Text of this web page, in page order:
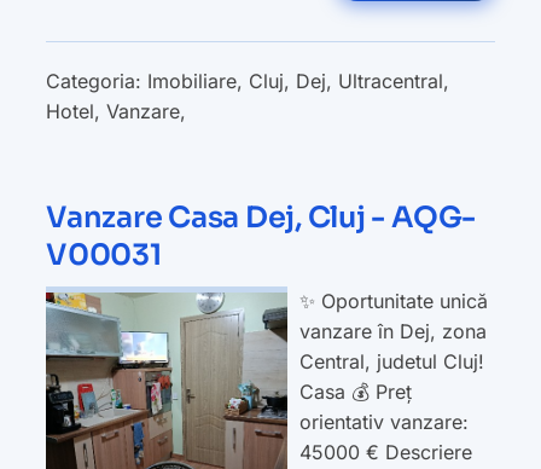
Categoria: Imobiliare, Cluj, Dej, Ultracentral,
Hotel, Vanzare,
Vanzare Casa Dej, Cluj - AQG-
V00031
✨ Oportunitate unică
vanzare în Dej, zona
Central, judetul Cluj!
Casa 💰 Preț
orientativ vanzare:
45000 € Descriere